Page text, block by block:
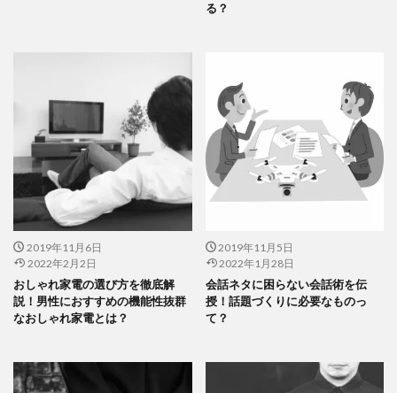
る？
2019年11月6日
2022年2月2日
おしゃれ家電の選び方を徹底解
説！男性におすすめの機能性抜群
なおしゃれ家電とは？
2019年11月5日
2022年1月28日
会話ネタに困らない会話術を伝
授！話題づくりに必要なものっ
て？